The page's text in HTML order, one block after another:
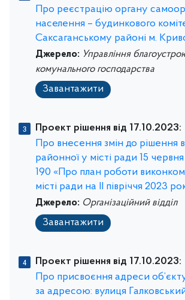
Про реєстрацію органу
населення – будинкового
Саксаганському районі м.
Джерело: Управління
комунального господарства
Завантажити
Проект рішення від 17.10.2023:
Про внесення змін до рішення
районної у місті ради 15
190 «Про план роботи
місті ради на ІІ півріччя 2023
Джерело: Організаційний відділ
Завантажити
Проект рішення від 17.10.2023:
Про присвоєння адреси
за адресою: вулиця Галковський